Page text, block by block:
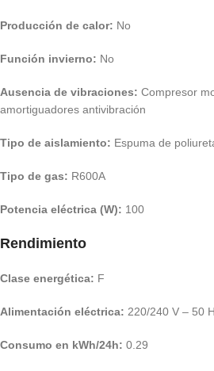
Producción de calor: No
Función invierno: No
Ausencia de vibraciones: Compresor
amortiguadores antivibración
Tipo de aislamiento: Espuma de
Tipo de gas: R600A
Potencia eléctrica (W): 100
Rendimiento
Clase energética: F
Alimentación eléctrica: 220/240 V – 50
Consumo en kWh/24h: 0.29